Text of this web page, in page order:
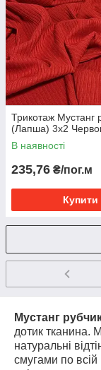
Трикотаж Мустанг
(Лапша) 3x2
В наявності
235,76 ₴/пог.м
Купити
Мустанг
дотик тканина.
натуральні
смугами по всій